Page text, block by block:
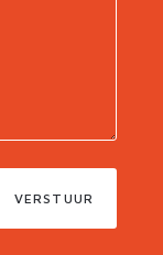
VERSTUUR